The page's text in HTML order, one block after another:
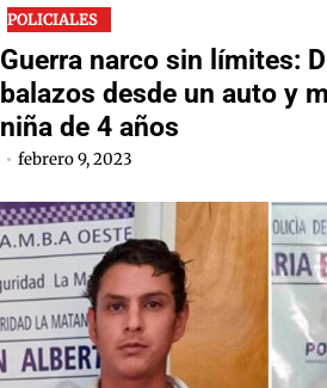
POLICIALES
Guerra narco sin límites:
balazos desde un auto y
niña de 4 años
febrero 9, 2023